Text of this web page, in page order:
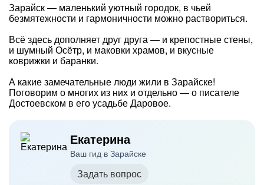
Зарайск — маленький уютный городок, в чьей
безмятежности и гармоничности можно раствориться.
Всё здесь дополняет друг друга — и крепостные стены,
и шумный Осётр, и маковки храмов, и вкусные
коврижки и баранки.
А какие замечательные люди жили в Зарайске!
Поговорим о многих из них и отдельно — о писателе
Достоевском в его усадьбе Даровое.
Екатерина
Ваш гид в Зарайске
Задать вопрос